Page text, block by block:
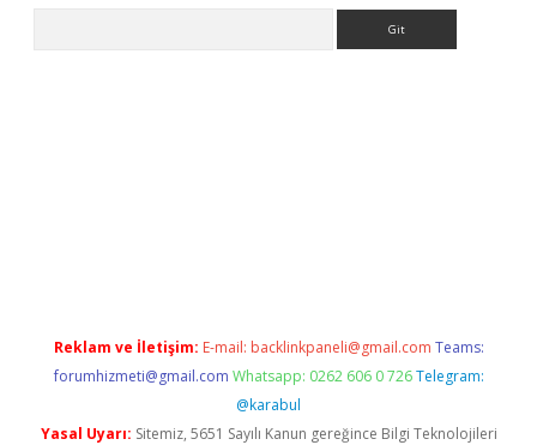
Reklam ve İletişim: E-mail: backlinkpaneli@gmail.com Teams:
forumhizmeti@gmail.com Whatsapp: 0262 606 0 726 Telegram:
@karabul
Yasal Uyarı: Sitemiz, 5651 Sayılı Kanun gereğince Bilgi Teknolojileri